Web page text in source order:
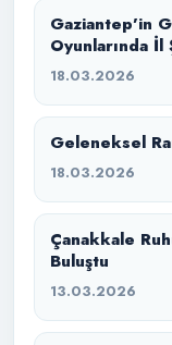
Gaziantep’in
Oyunlarında
18.03.2026
Geleneksel
18.03.2026
Çanakkale
Buluştu
13.03.2026